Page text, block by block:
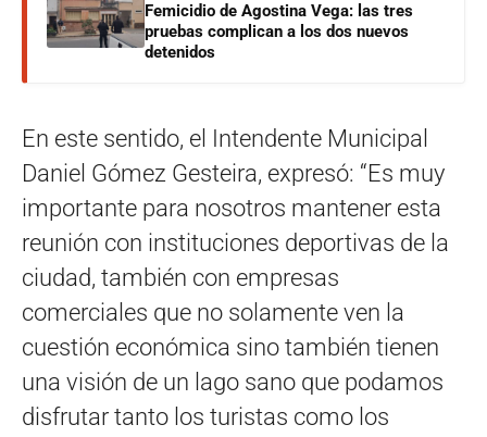
Femicidio de Agostina Vega: las tres
pruebas complican a los dos nuevos
detenidos
En este sentido, el Intendente Municipal
Daniel Gómez Gesteira, expresó: “Es muy
importante para nosotros mantener esta
reunión con instituciones deportivas de la
ciudad, también con empresas
comerciales que no solamente ven la
cuestión económica sino también tienen
una visión de un lago sano que podamos
disfrutar tanto los turistas como los